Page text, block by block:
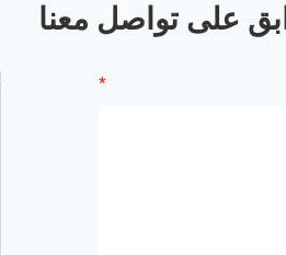
ابق على تواصل معنا